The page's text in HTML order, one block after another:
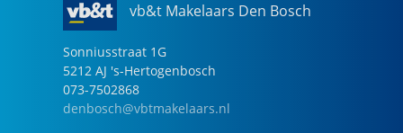
vb&t Makelaars Den Bosch
Sonniusstraat 1G
5212 AJ 's-Hertogenbosch
073-7502868
denbosch@vbtmakelaars.nl